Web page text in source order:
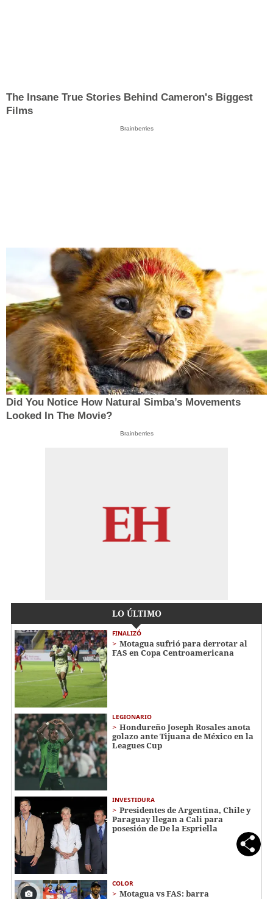
The Insane True Stories Behind Cameron's Biggest
Films
Brainberries
Did You Notice How Natural Simba’s Movements
Looked In The Movie?
Brainberries
LO ÚLTIMO
FINALIZÓ
Motagua sufrió para derrotar al
FAS en Copa Centroamericana
LEGIONARIO
Hondureño Joseph Rosales anota
golazo ante Tijuana de México en la
Leagues Cup
INVESTIDURA
Presidentes de Argentina, Chile y
Paraguay llegan a Cali para
posesión de De la Espriella
COLOR
Motagua vs FAS: barra